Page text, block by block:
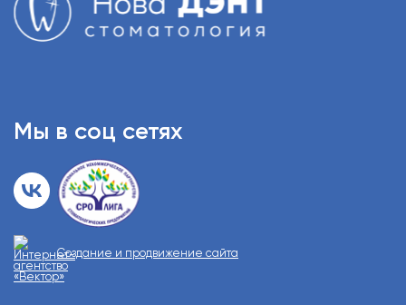
Мы в соц сетях
Создание и продвижение сайта